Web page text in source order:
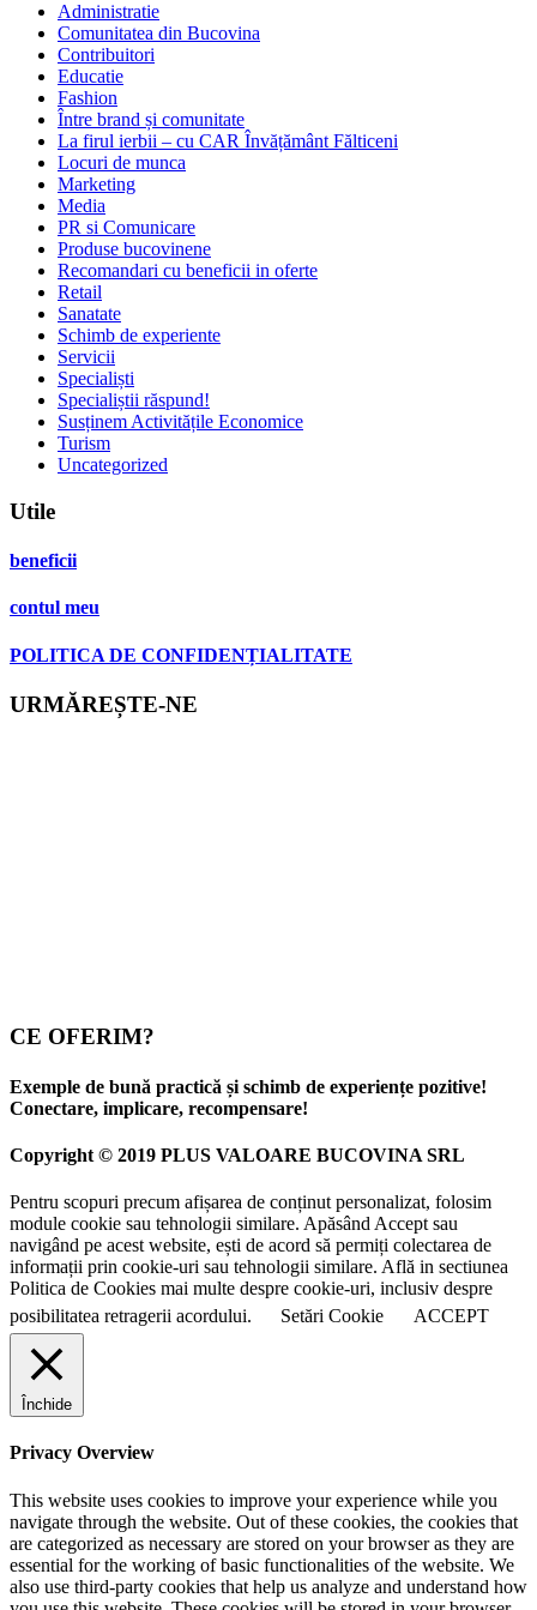
Administratie
Comunitatea din Bucovina
Contribuitori
Educatie
Fashion
Între brand și comunitate
La firul ierbii – cu CAR Învățământ Fălticeni
Locuri de munca
Marketing
Media
PR si Comunicare
Produse bucovinene
Recomandari cu beneficii in oferte
Retail
Sanatate
Schimb de experiente
Servicii
Specialiști
Specialiștii răspund!
Susținem Activitățile Economice
Turism
Uncategorized
Utile
beneficii
contul meu
POLITICA DE CONFIDENȚIALITATE
URMĂREȘTE-NE
CE OFERIM?
Exemple de bună practică și schimb de experiențe pozitive!
Conectare, implicare, recompensare!
Copyright © 2019 PLUS VALOARE BUCOVINA SRL
Pentru scopuri precum afișarea de conținut personalizat, folosim
module cookie sau tehnologii similare. Apăsând Accept sau
navigând pe acest website, ești de acord să permiți colectarea de
informații prin cookie-uri sau tehnologii similare. Află in sectiunea
Politica de Cookies mai multe despre cookie-uri, inclusiv despre
posibilitatea retragerii acordului.
Setări Cookie ACCEPT
Închide
Privacy Overview
This website uses cookies to improve your experience while you
navigate through the website. Out of these cookies, the cookies that
are categorized as necessary are stored on your browser as they are
essential for the working of basic functionalities of the website. We
also use third-party cookies that help us analyze and understand how